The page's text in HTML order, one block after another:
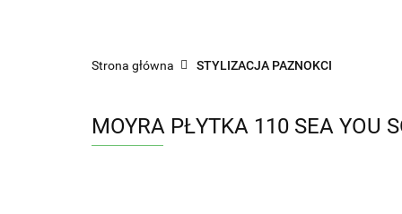
Strona główna STYLIZACJA PAZNOKCI
MOYRA PŁYTKA 110 SEA YOU